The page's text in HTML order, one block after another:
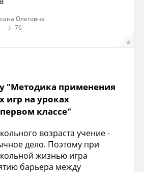
Олеговна
76
"Методика применения
игр на уроках
классе"
возраста учение -
дело. Поэтому при
жизнью игра
барьера между